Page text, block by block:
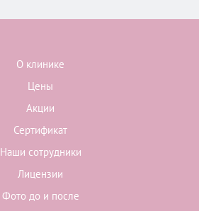
О клинике
Цены
Акции
Сертификат
Наши сотрудники
Лицензии
Фото до и после